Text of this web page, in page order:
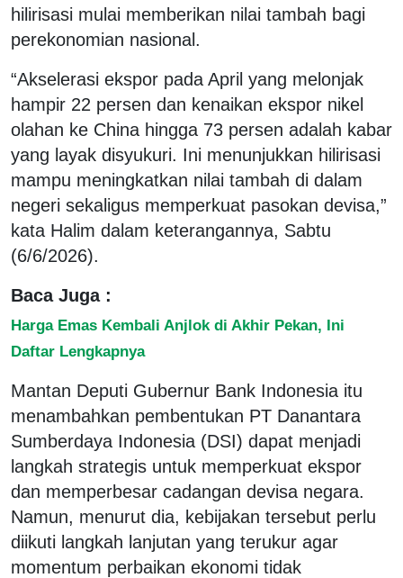
hilirisasi mulai memberikan nilai tambah bagi
perekonomian nasional.
“Akselerasi ekspor pada April yang melonjak
hampir 22 persen dan kenaikan ekspor nikel
olahan ke China hingga 73 persen adalah kabar
yang layak disyukuri. Ini menunjukkan hilirisasi
mampu meningkatkan nilai tambah di dalam
negeri sekaligus memperkuat pasokan devisa,”
kata Halim dalam keterangannya, Sabtu
(6/6/2026).
Baca Juga :
Harga Emas Kembali Anjlok di Akhir Pekan, Ini
Daftar Lengkapnya
Mantan Deputi Gubernur Bank Indonesia itu
menambahkan pembentukan PT Danantara
Sumberdaya Indonesia (DSI) dapat menjadi
langkah strategis untuk memperkuat ekspor
dan memperbesar cadangan devisa negara.
Namun, menurut dia, kebijakan tersebut perlu
diikuti langkah lanjutan yang terukur agar
momentum perbaikan ekonomi tidak